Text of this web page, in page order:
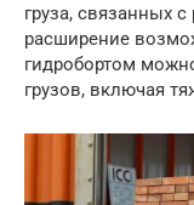
груза, связанных
расширение
гидробортом
грузов, включая